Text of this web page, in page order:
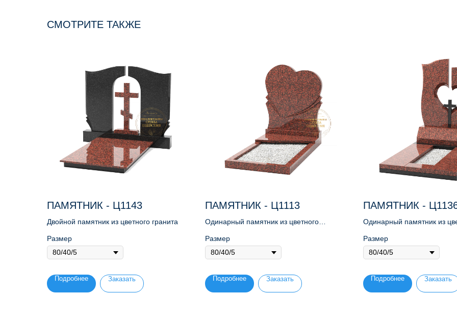
СМОТРИТЕ ТАКЖЕ
ПАМЯТНИК - Ц1143
Двойной памятник из цветного гранита
Размер
Подробнее Заказать
ПАМЯТНИК - Ц1113
Одинарный памятник из цветного
Размер
Подробнее Заказать
ПАМЯТНИК -
Одинарный памятник из
Размер
Подробнее Заказать